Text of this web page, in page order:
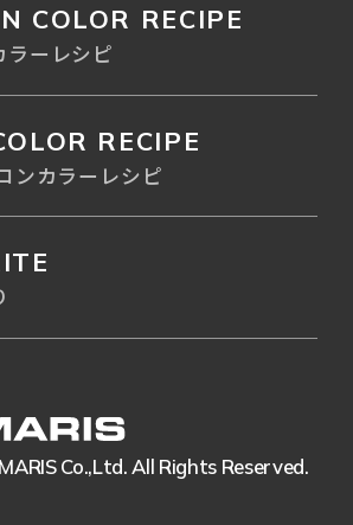
COLOR RECIPE
ラーレシピ
RECIPE
ンカラーレシピ
Co.,Ltd. All Rights Reserved.